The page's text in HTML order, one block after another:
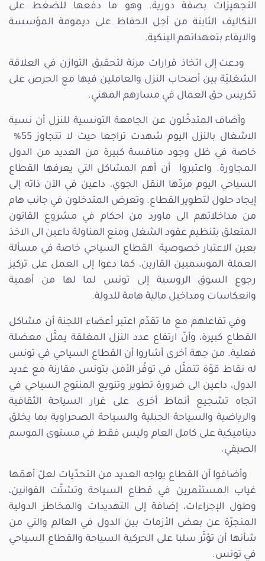
التجهيزات بصفة دورية. وهو ما دفعها للضغط على
التكاليف الثابتة من أجل الحفاظ على ديمومة المؤسسة
والايفاء بتعهداتهم البنكية.
ودعت إلى اتخاذ قرارات مرنة لتحقيق التوازن في العلاقة
الشغليّة بين أصحاب النزل والعاملين فيها مع الحرص على
تكريس حق العمال في مسارهم المهني.
وأضاف المتدخّلون عن الجامعة التونسية للنزل أن نسبة
الاشغال بالنزل اليوم شهدت تراجعا حيث لا تتجاوز 55%
خاصة في ظل وجود منافسة كبيرة من العديد من الدول
المجاورة. واعتبروا أن أهم المشاكل التي يعرفها القطاع
السياحي اليوم مردّها النقل الجوي، داعين في الآن ذاته إلى
إيجاد حلول لتطوير القطاع. وتعرض المتدخلون في جانب هام
من مداخلاتهم الى ماورد من احكام في مشروع القانون
المتعلق بتنظيم عقود الشغل ومنع المناولة داعين الى الاخذ
بعين الاعتبار خصوصية القطاع السياحي خاصة في مسألة
العملة الموسميين القارين، كما دعوا إلى العمل على تركيز
رجوع السوق الروسية إلى تونس لما لها من أهمية
وانعكاسات ومداخيل مالية هامة للدولة.
وفي تفاعلهم مع ما تقدّم اعتبر أعضاء اللجنة أن مشاكل
القطاع كبيرة، وأنّ ارتفاع عدد النزل المغلقة يمثّل معضلة
فعلية. من جهة أخرى أشاروا أن القطاع السياحي في تونس
له نقاط قوّة تتمثّل في توفّر الأمن بتونس مقارنة مع عديد
الدول، داعين الى ضرورة تطوير وتنويع المنتوج السياحي في
اتجاه تشجيع أنماط أخرى على غرار السياحة الثقافية
والرياضية والسياحة الجبلية والسياحة الصحراوية بما يخلق
ديناميكية على كامل العام وليس فقط في مستوى الموسم
الصيفي.
وأضافوا أن القطاع يواجه العديد من التحدّيات لعلّ أهمّها
غياب المستثمرين في قطاع السياحة وتشتّت القوانين،
وطول الإجراءات، إضافة إلى التهديدات والمخاطر الدولية
المنجرّة عن بعض الأزمات بين الدول في العالم والتي من
شأنها أن تؤثّر سلبا على الحركية السياحة والقطاع السياحي
في تونس.